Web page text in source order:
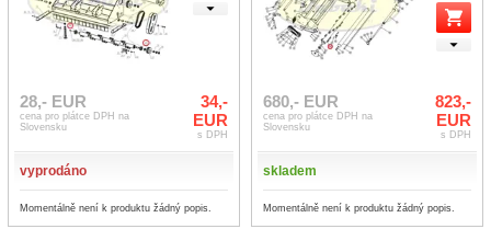
28,- EUR
cena pro plátce DPH na
Slovensku
34,-
EUR
s DPH
vyprodáno
Momentálně není k produktu žádný popis.
680,- EUR
cena pro plátce DPH na
Slovensku
823,-
EUR
s DPH
skladem
Momentálně není k produktu žádný popis.